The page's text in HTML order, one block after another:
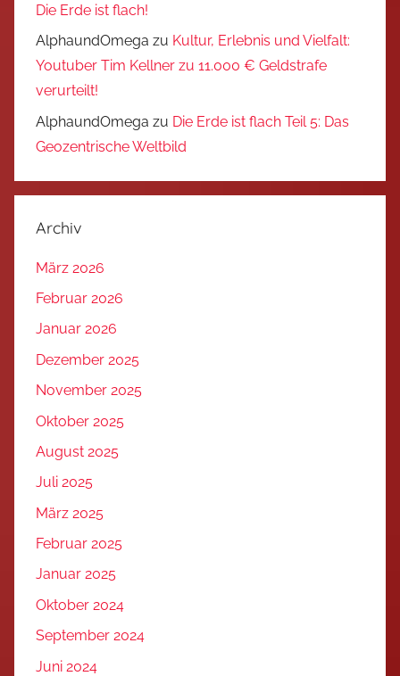
Die Erde ist flach!
AlphaundOmega zu Kultur, Erlebnis und Vielfalt:
Youtuber Tim Kellner zu 11.000 € Geldstrafe
verurteilt!
AlphaundOmega zu Die Erde ist flach Teil 5: Das
Geozentrische Weltbild
Archiv
März 2026
Februar 2026
Januar 2026
Dezember 2025
November 2025
Oktober 2025
August 2025
Juli 2025
März 2025
Februar 2025
Januar 2025
Oktober 2024
September 2024
Juni 2024